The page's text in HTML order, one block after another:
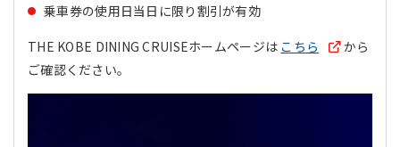
乗車券の使用日当日に限り割引が有効
THE KOBE DINING CRUISEホームページは こちら
から
ご確認ください。